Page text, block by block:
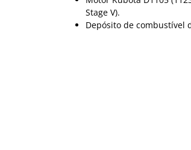
Stage V).
Depósito de combustível